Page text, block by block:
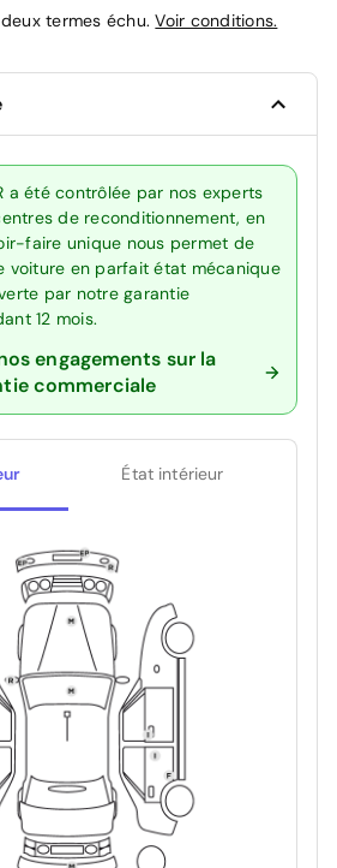
termes échu.Voir conditions.
a été contrôlée par nos experts
de reconditionnement, en
faire unique nous permet de
voiture en parfait état mécanique
par notre garantie
12 mois.
engagements sur la
commerciale
État intérieur